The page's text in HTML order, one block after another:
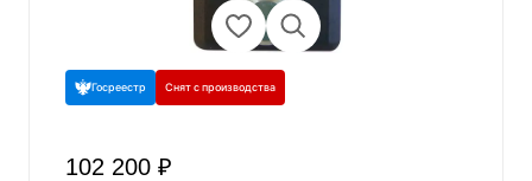
Госреестр Снят с производства
102 200 ₽